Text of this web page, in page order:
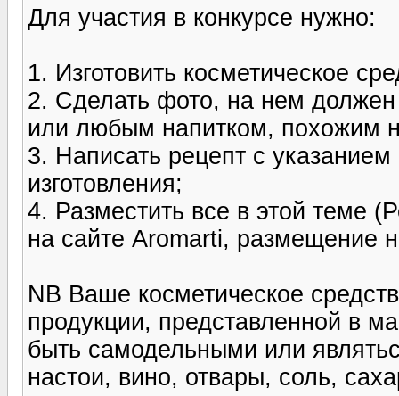
Для участия в конкурсе нужно:
1. Изготовить косметическое
2. Сделать фото, на нем
или любым напитком, похожим
3. Написать рецепт с
изготовления;
4. Разместить все в этой теме
на сайте Aromarti, размещение
NB Ваше косметическое
продукции, представленной в
быть самодельными или
настои, вино, отвары, соль,